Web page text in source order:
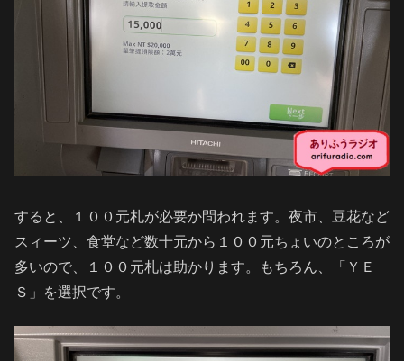
すると、１００元札が必要か問われます。夜市、豆花など
スィーツ、食堂など数十元から１００元ちょいのところが
多いので、１００元札は助かります。もちろん、「ＹＥ
Ｓ」を選択です。